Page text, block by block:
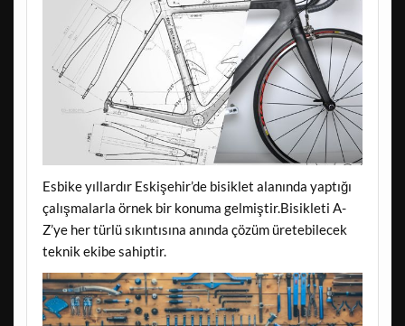
Esbike yıllardır Eskişehir’de bisiklet alanında yaptığı
çalışmalarla örnek bir konuma gelmiştir.Bisikleti A-
Z’ye her türlü sıkıntısına anında çözüm üretebilecek
teknik ekibe sahiptir.